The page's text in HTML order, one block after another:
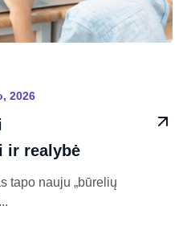
2026
ir realybė
tapo nauju „būrelių